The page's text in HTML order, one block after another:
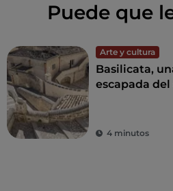
Puede que
Arte y cultura
Basilicata,
escapada del estrés
4 minutos